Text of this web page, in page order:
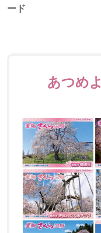
ード
あつめ